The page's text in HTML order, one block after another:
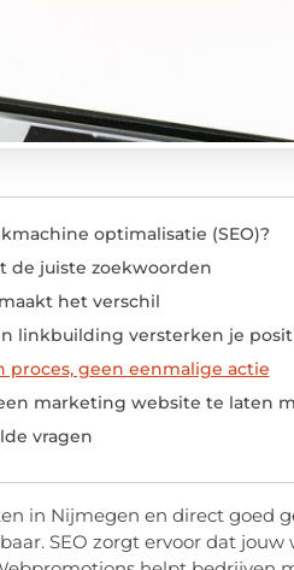
optimalisatie (SEO)?
de juiste zoekwoorden
het verschil
linkbuilding versterken je
proces, geen eenmalige actie
marketing website te laten
vragen
in Nijmegen en direct goed
SEO zorgt ervoor dat